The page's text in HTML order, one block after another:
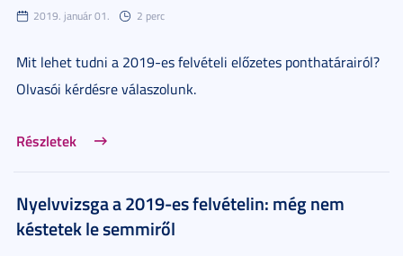
2019. január 01. 2 perc
Mit lehet tudni a 2019-es felvételi előzetes ponthatárairól?
Olvasói kérdésre válaszolunk.
Részletek
Nyelvvizsga a 2019-es felvételin: még nem
késtetek le semmiről